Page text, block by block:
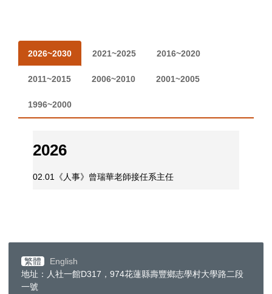
2026~2030 2021~2025 2016~2020
2011~2015 2006~2010 2001~2005
1996~2000
2026
02.01 《人事》曾瑞華老師接任系主任
繁體
English
地址：人社一館D317，974花蓮縣壽豐鄉志學村大學路二段
一號